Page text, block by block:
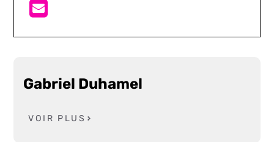
Gabriel Duhamel
VOIR PLUS